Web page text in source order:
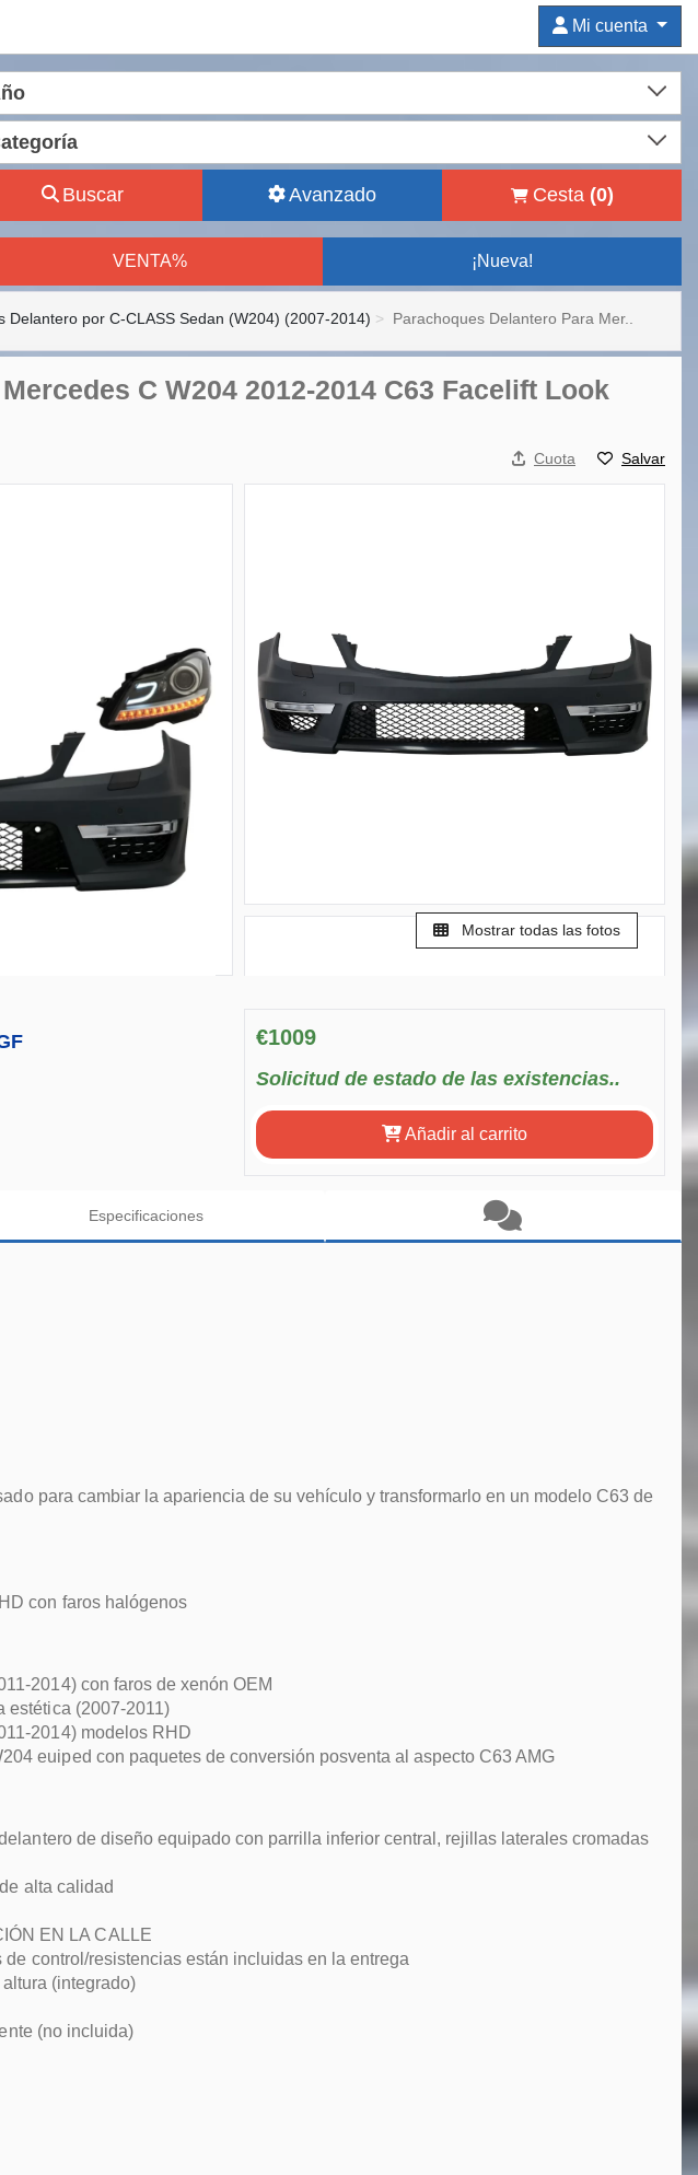
Mi cuenta
Buscar Avanzado Cesta (0)
VENTA% ¡Nueva!
Delantero por C-CLASS Sedan (W204) (2007-2014) Parachoques Delantero Para Mer..
C W204 2012-2014 C63 Facelift Look
Cuota Salvar
Mostrar todas las fotos
€1009
Solicitud de estado de las existencias..
Añadir al carrito
Especificaciones
para cambiar la apariencia de su vehículo y transformarlo en un modelo C63 de
con faros halógenos
2014) con faros de xenón OEM
estética (2007-2011)
2014) modelos RHD
euiped con paquetes de conversión posventa al aspecto C63 AMG
de diseño equipado con parrilla inferior central, rejillas laterales cromadas
alta calidad
EN LA CALLE
control/resistencias están incluidas en la entrega
(integrado)
(no incluida)